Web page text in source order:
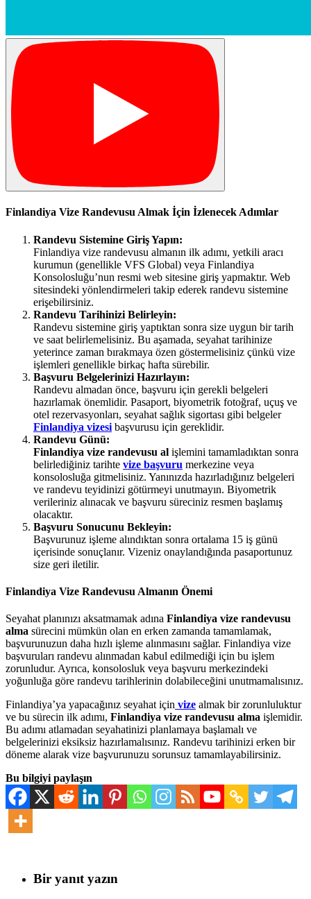
Finlandiya Vize Randevusu Almak İçin İzlenecek Adımlar
Randevu Sistemine Giriş Yapın:
Finlandiya vize randevusu almanın ilk adımı, yetkili aracı
kurumun (genellikle VFS Global) veya Finlandiya
Konsolosluğu’nun resmi web sitesine giriş yapmaktır. Web
sitesindeki yönlendirmeleri takip ederek randevu sistemine
erişebilirsiniz.
Randevu Tarihinizi Belirleyin:
Randevu sistemine giriş yaptıktan sonra size uygun bir tarih
ve saat belirlemelisiniz. Bu aşamada, seyahat tarihinize
yeterince zaman bırakmaya özen göstermelisiniz çünkü vize
işlemleri genellikle birkaç hafta sürebilir.
Başvuru Belgelerinizi Hazırlayın:
Randevu almadan önce, başvuru için gerekli belgeleri
hazırlamak önemlidir. Pasaport, biyometrik fotoğraf, uçuş ve
otel rezervasyonları, seyahat sağlık sigortası gibi belgeler
Finlandiya vizesi başvurusu için gereklidir.
Randevu Günü:
Finlandiya vize randevusu al işlemini tamamladıktan sonra
belirlediğiniz tarihte vize başvuru merkezine veya
konsolosluğa gitmelisiniz. Yanınızda hazırladığınız belgeleri
ve randevu teyidinizi götürmeyi unutmayın. Biyometrik
verileriniz alınacak ve başvuru süreciniz resmen başlamış
olacaktır.
Başvuru Sonucunu Bekleyin:
Başvurunuz işleme alındıktan sonra ortalama 15 iş günü
içerisinde sonuçlanır. Vizeniz onaylandığında pasaportunuz
size geri iletilir.
Finlandiya Vize Randevusu Almanın Önemi
Seyahat planınızı aksatmamak adına Finlandiya vize randevusu
alma sürecini mümkün olan en erken zamanda tamamlamak,
başvurunuzun daha hızlı işleme alınmasını sağlar. Finlandiya vize
başvuruları randevu alınmadan kabul edilmediği için bu işlem
zorunludur. Ayrıca, konsolosluk veya başvuru merkezindeki
yoğunluğa göre randevu tarihlerinin dolabileceğini unutmamalısınız.
Finlandiya’ya yapacağınız seyahat için vize almak bir zorunluluktur
ve bu sürecin ilk adımı, Finlandiya vize randevusu alma işlemidir.
Bu adımı atlamadan seyahatinizi planlamaya başlamalı ve
belgelerinizi eksiksiz hazırlamalısınız. Randevu tarihinizi erken bir
döneme alarak vize başvurunuzu sorunsuz tamamlayabilirsiniz.
Bu bilgiyi paylaşın
Bir yanıt yazın